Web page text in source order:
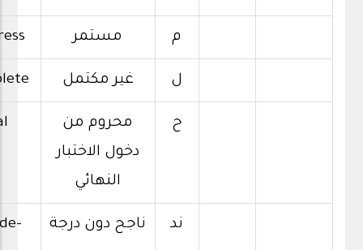
م مستمر
ل غير مكتمل
ح
محروم من
دخول الاختبار
النهائي
ند ناجح دون درجة